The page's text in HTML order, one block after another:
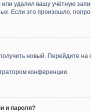
удалил вашу учётную
это произошло,
новый. Перейдите
конференции.
и пароля?